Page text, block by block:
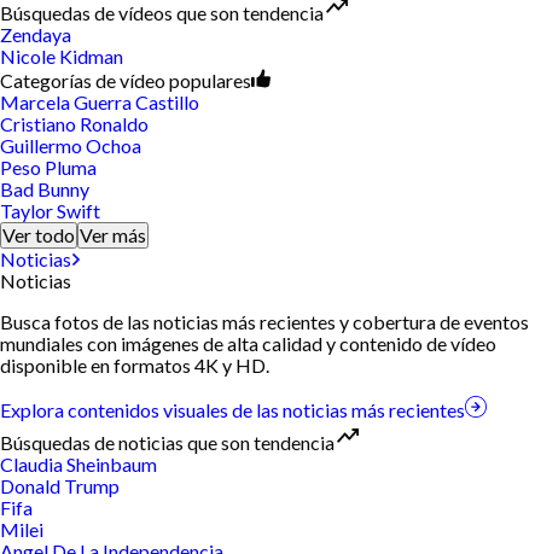
Búsquedas de vídeos que son tendencia
Zendaya
Nicole Kidman
Categorías de vídeo populares
Marcela Guerra Castillo
Cristiano Ronaldo
Guillermo Ochoa
Peso Pluma
Bad Bunny
Taylor Swift
Ver todo Ver más
Noticias
Noticias
Busca fotos de las noticias más recientes y cobertura de eventos
mundiales con imágenes de alta calidad y contenido de vídeo
disponible en formatos 4K y HD.
Explora contenidos visuales de las noticias más recientes
Búsquedas de noticias que son tendencia
Claudia Sheinbaum
Donald Trump
Fifa
Milei